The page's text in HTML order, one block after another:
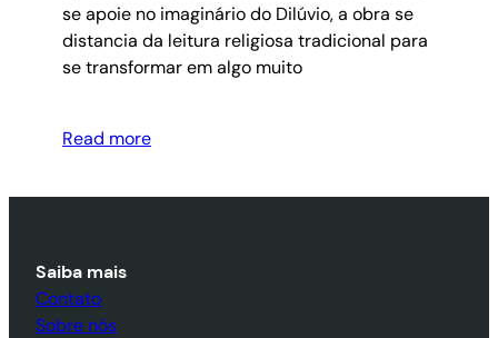
se apoie no imaginário do Dilúvio, a obra se
distancia da leitura religiosa tradicional para
se transformar em algo muito
Read more
Saiba mais
Contato
Sobre nós